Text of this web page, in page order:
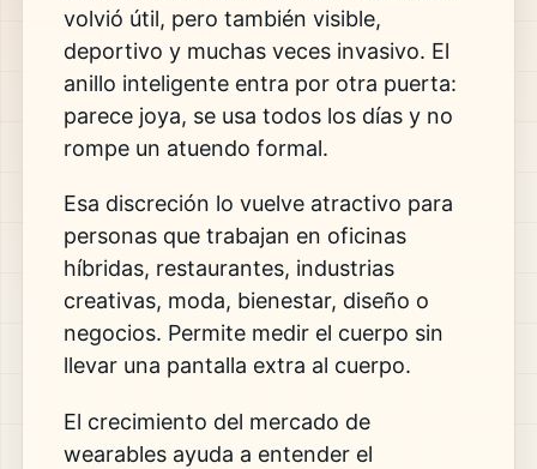
volvió útil, pero también visible,
deportivo y muchas veces invasivo. El
anillo inteligente entra por otra puerta:
parece joya, se usa todos los días y no
rompe un atuendo formal.
Esa discreción lo vuelve atractivo para
personas que trabajan en oficinas
híbridas, restaurantes, industrias
creativas, moda, bienestar, diseño o
negocios. Permite medir el cuerpo sin
llevar una pantalla extra al cuerpo.
El crecimiento del mercado de
wearables ayuda a entender el